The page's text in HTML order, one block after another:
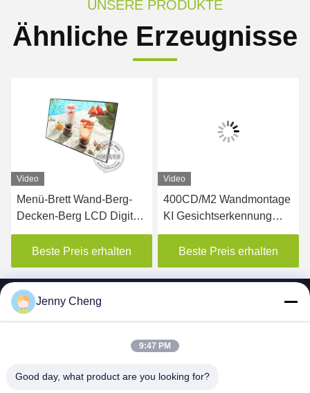
UNSERE PRODUKTE
Ähnliche Erzeugnisse
Video
Menü-Brett Wand-Berg-
Decken-Berg LCD Digital
für Restaurant
Beste Preis erhalten
Video
400CD/M2 Wandmontage
KI Gesichtserkennung
LCD Werbeanzeige
Aufzug Digital Signage
Display
Beste Preis erhalten
LTD.
Jenny Cheng
9:47 PM
Good day, what product are you looking for?